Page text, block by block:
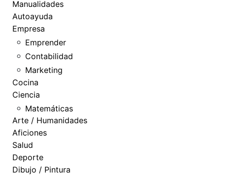
Manualidades
Autoayuda
Empresa
Emprender
Contabilidad
Marketing
Cocina
Ciencia
Matemáticas
Arte / Humanidades
Aficiones
Salud
Deporte
Dibujo / Pintura